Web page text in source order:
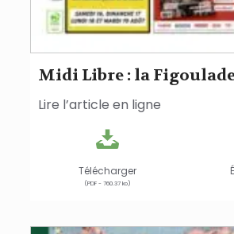
Midi Libre : la Figoulade
Lire l’article en ligne
Télécharger
(PDF - 760.37 ko)